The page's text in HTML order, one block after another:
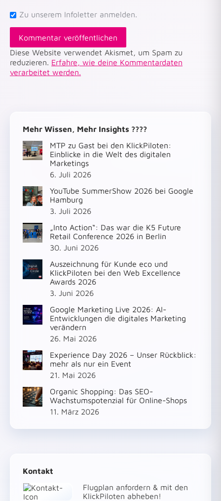
Zu unserem Infoletter anmelden.
Kommentar veröffentlichen
Diese Website verwendet Akismet, um Spam zu
reduzieren. Erfahre, wie deine Kommentardaten
verarbeitet werden.
Mehr Wissen, Mehr Insights ????
MTP zu Gast bei den KlickPiloten:
Einblicke in die Welt des digitalen
Marketings
6. Juli 2026
YouTube SummerShow 2026 bei Google
Hamburg
3. Juli 2026
„Into Action“: Das war die K5 Future
Retail Conference 2026 in Berlin
30. Juni 2026
Auszeichnung für Kunde eco und
KlickPiloten bei den Web Excellence
Awards 2026
3. Juni 2026
Google Marketing Live 2026: AI-
Entwicklungen die digitales Marketing
verändern
26. Mai 2026
Experience Day 2026 – Unser Rückblick:
mehr als nur ein Event
21. Mai 2026
Organic Shopping: Das SEO-
Wachstumspotenzial für Online-Shops
11. März 2026
Kontakt
Flugplan anfordern & mit den
KlickPiloten abheben!